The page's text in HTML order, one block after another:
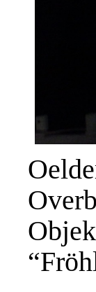
“